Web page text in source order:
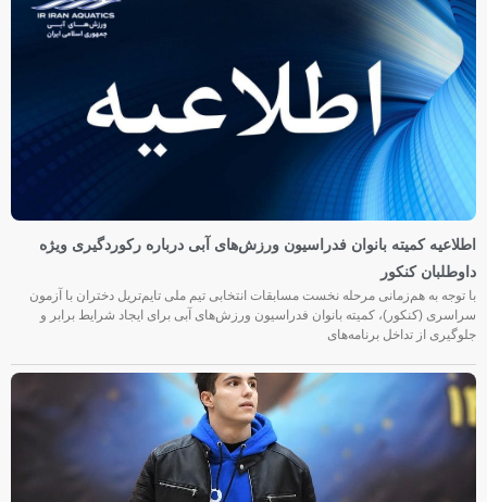
اطلاعیه کمیته بانوان فدراسیون ورزش‌های آبی درباره رکوردگیری ویژه
داوطلبان کنکور
با توجه به هم‌زمانی مرحله نخست مسابقات انتخابی تیم ملی تایم‌تریل دختران با آزمون
سراسری (کنکور)، کمیته بانوان فدراسیون ورزش‌های آبی برای ایجاد شرایط برابر و
جلوگیری از تداخل برنامه‌های